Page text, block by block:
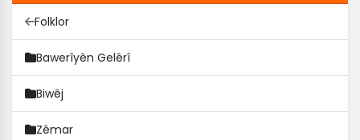
Folklor
Bawerîyên Gelêrî
Biwêj
Zêmar